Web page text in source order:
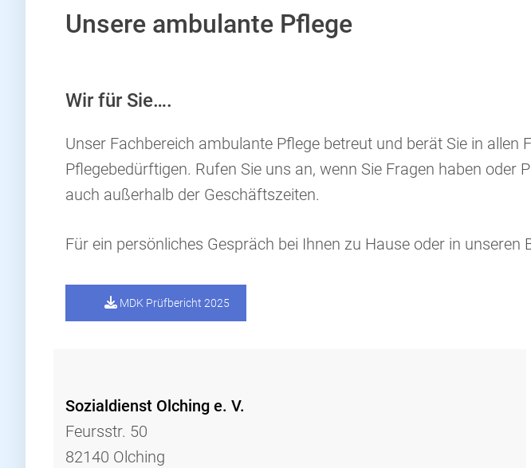
Unsere ambulante Pflege
Wir für Sie….
Unser Fachbereich ambulante Pflege betreut und berät Sie in
Pflegebedürftigen. Rufen Sie uns an, wenn Sie Fragen haben
auch außerhalb der Geschäftszeiten.
Für ein persönliches Gespräch bei Ihnen zu Hause oder in
MDK Prüfbericht 2025
Sozialdienst Olching e. V.
Feursstr. 50
82140 Olching